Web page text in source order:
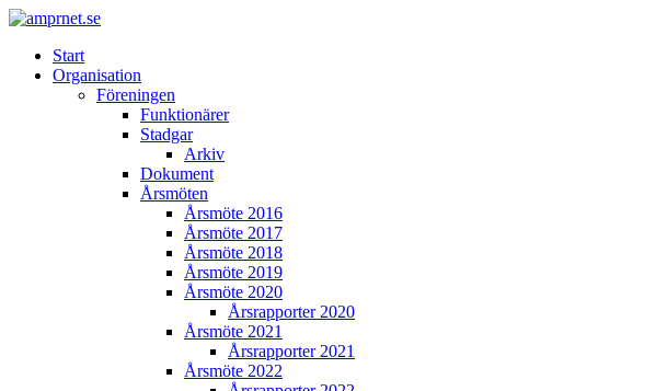
Start
Organisation
Föreningen
Funktionärer
Stadgar
Arkiv
Dokument
Årsmöten
Årsmöte 2016
Årsmöte 2017
Årsmöte 2018
Årsmöte 2019
Årsmöte 2020
Årsrapporter 2020
Årsmöte 2021
Årsrapporter 2021
Årsmöte 2022